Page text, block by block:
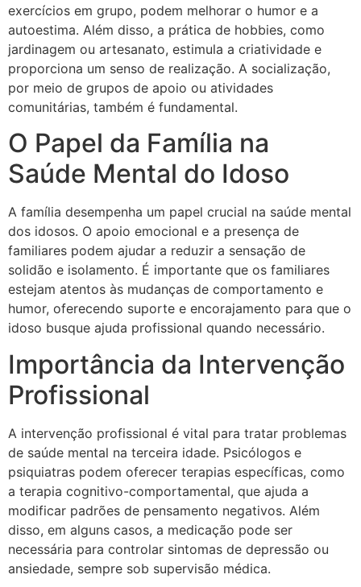
exercícios em grupo, podem melhorar o humor e a
autoestima. Além disso, a prática de hobbies, como
jardinagem ou artesanato, estimula a criatividade e
proporciona um senso de realização. A socialização,
por meio de grupos de apoio ou atividades
comunitárias, também é fundamental.
O Papel da Família na
Saúde Mental do Idoso
A família desempenha um papel crucial na saúde mental
dos idosos. O apoio emocional e a presença de
familiares podem ajudar a reduzir a sensação de
solidão e isolamento. É importante que os familiares
estejam atentos às mudanças de comportamento e
humor, oferecendo suporte e encorajamento para que o
idoso busque ajuda profissional quando necessário.
Importância da Intervenção
Profissional
A intervenção profissional é vital para tratar problemas
de saúde mental na terceira idade. Psicólogos e
psiquiatras podem oferecer terapias específicas, como
a terapia cognitivo-comportamental, que ajuda a
modificar padrões de pensamento negativos. Além
disso, em alguns casos, a medicação pode ser
necessária para controlar sintomas de depressão ou
ansiedade, sempre sob supervisão médica.